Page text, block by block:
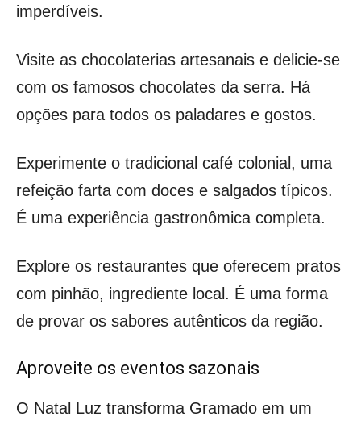
imperdíveis.
Visite as chocolaterias artesanais e delicie-se
com os famosos chocolates da serra. Há
opções para todos os paladares e gostos.
Experimente o tradicional café colonial, uma
refeição farta com doces e salgados típicos.
É uma experiência gastronômica completa.
Explore os restaurantes que oferecem pratos
com pinhão, ingrediente local. É uma forma
de provar os sabores autênticos da região.
Aproveite os eventos sazonais
O Natal Luz transforma Gramado em um